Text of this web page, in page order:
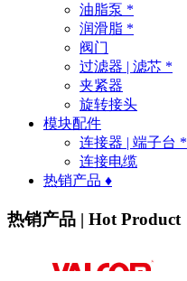
油脂泵 *
润滑脂 *
阀门
过滤器 | 滤芯 *
夹紧器
旋转接头
模块配件
连接器 | 端子台 *
连接电缆
热销产品 ♦
热销产品 | Hot Product